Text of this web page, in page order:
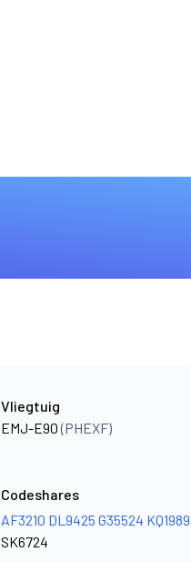
Vliegtuig
EMJ-E90(PHEXF)
Codeshares
AF3210 DL9425 G35524 KQ1989
SK6724